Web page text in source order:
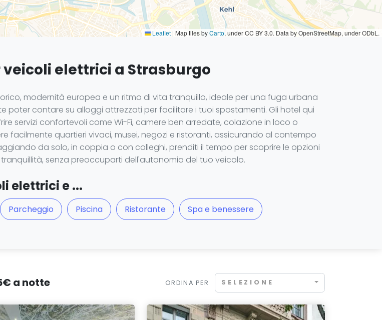
Leaflet | Map tiles byCarto, under CC BY 3.0. Data by OpenStreetMap, under ODbL.
elettrici a Strasburgo
modernità europea e un ritmo di vita tranquillo, ideale per una fuga urbana
poter contare su alloggi attrezzati per facilitare i tuoi spostamenti. Gli hotel qui
servizi confortevoli come Wi-Fi, camere ben arredate, colazione in loco o
facilmente quartieri vivaci, musei, negozi e ristoranti, assicurando al contempo
da solo, in coppia o con colleghi, prenditi il tempo per scoprire le opzioni
senza preoccuparti dell'autonomia del tuo veicolo.
elettrici e ...
Parcheggio Piscina Ristorante Spa e benessere
a notte ORDINA PER SELEZIONE